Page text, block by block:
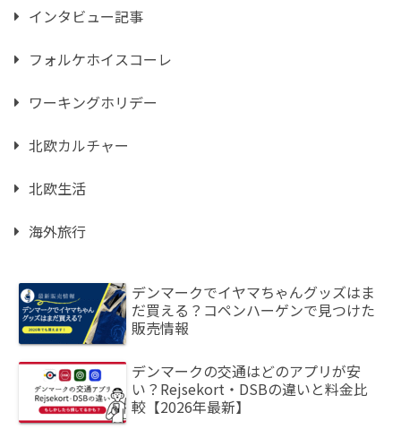
インタビュー記事
フォルケホイスコーレ
ワーキングホリデー
北欧カルチャー
北欧生活
海外旅行
デンマークでイヤマちゃんグッズはま
だ買える？コペンハーゲンで見つけた
販売情報
デンマークの交通はどのアプリが安
い？Rejsekort・DSBの違いと料金比
較【2026年最新】